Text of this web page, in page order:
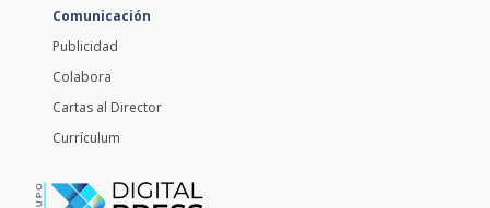
Comunicación
Publicidad
Colabora
Cartas al Director
Currículum